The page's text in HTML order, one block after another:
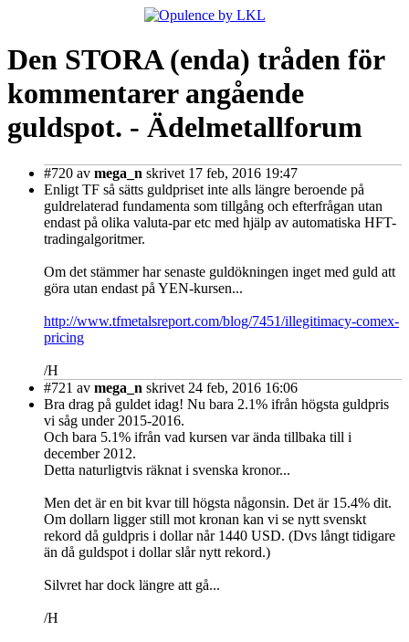
Den STORA (enda) tråden för
kommentarer angående
guldspot. - Ädelmetallforum
#720 av mega_n skrivet 17 feb, 2016 19:47
Enligt TF så sätts guldpriset inte alls längre beroende på
guldrelaterad fundamenta som tillgång och efterfrågan utan
endast på olika valuta-par etc med hjälp av automatiska HFT-
tradingalgoritmer.
Om det stämmer har senaste guldökningen inget med guld att
göra utan endast på YEN-kursen...
http://www.tfmetalsreport.com/blog/7451/illegitimacy-comex-
pricing
/H
#721 av mega_n skrivet 24 feb, 2016 16:06
Bra drag på guldet idag! Nu bara 2.1% ifrån högsta guldpris
vi såg under 2015-2016.
Och bara 5.1% ifrån vad kursen var ända tillbaka till i
december 2012.
Detta naturligtvis räknat i svenska kronor...
Men det är en bit kvar till högsta någonsin. Det är 15.4% dit.
Om dollarn ligger still mot kronan kan vi se nytt svenskt
rekord då guldpris i dollar når 1440 USD. (Dvs långt tidigare
än då guldspot i dollar slår nytt rekord.)
Silvret har dock längre att gå...
/H